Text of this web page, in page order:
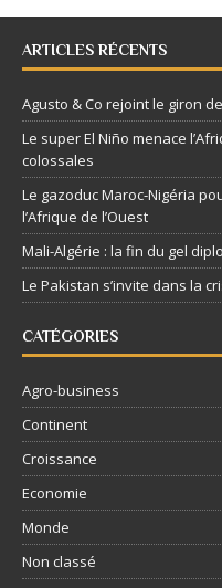
ARTICLES RÉCENTS
Agusto & Co rejoint le giron
Le super El Niño menace
colossales
Le gazoduc Maroc-Nigéria
l’Afrique de l’Ouest
Mali-Algérie : la fin du gel
Le Pakistan s’invite dans la
CATÉGORIES
Agro-business
Continent
Croissance
Economie
Monde
Non classé